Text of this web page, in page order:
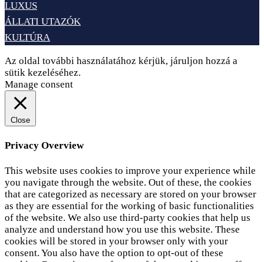
LUXUS
ÁLLATI UTAZÓK
KULTÚRA
Az oldal további használatához kérjük, járuljon hozzá a
sütik kezeléséhez.
Manage consent
Close
Privacy Overview
This website uses cookies to improve your experience while
you navigate through the website. Out of these, the cookies
that are categorized as necessary are stored on your browser
as they are essential for the working of basic functionalities
of the website. We also use third-party cookies that help us
analyze and understand how you use this website. These
cookies will be stored in your browser only with your
consent. You also have the option to opt-out of these